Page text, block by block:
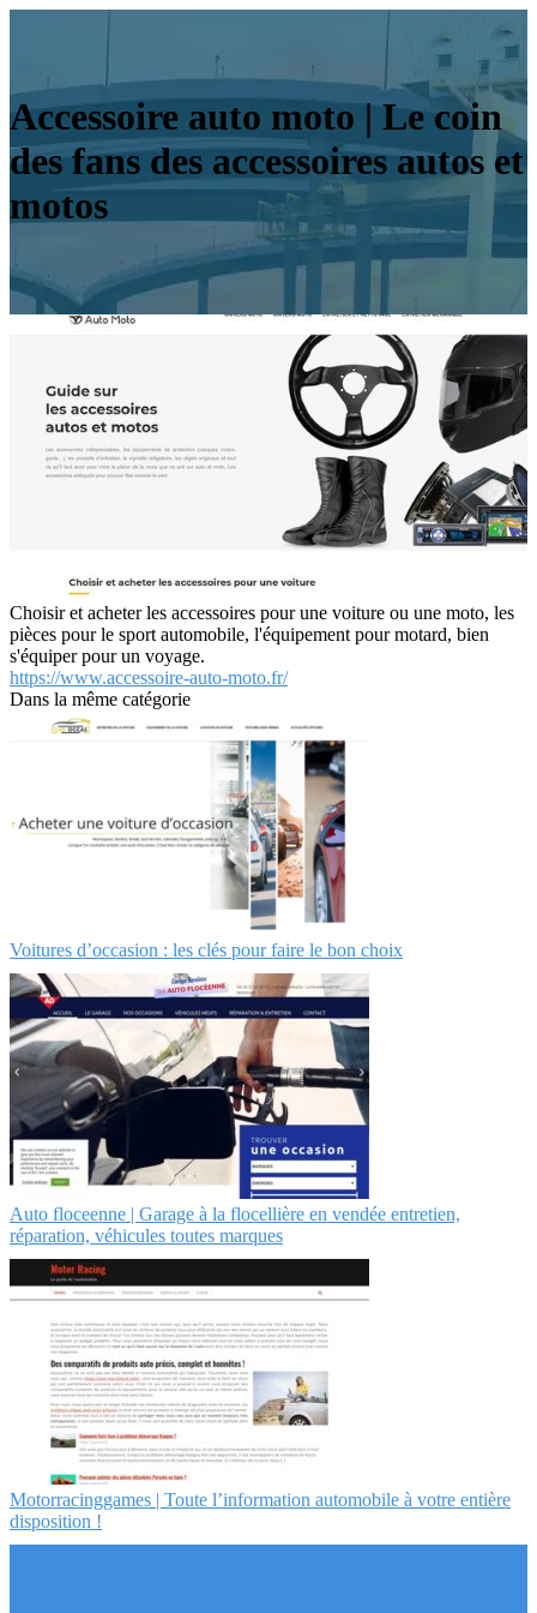
Accessoire auto moto | Le coin
des fans des accessoires autos et
motos
Choisir et acheter les accessoires pour une voiture ou une moto, les
pièces pour le sport automobile, l'équipement pour motard, bien
s'équiper pour un voyage.
https://www.accessoire-auto-moto.fr/
Dans la même catégorie
Voitures d’occasion : les clés pour faire le bon choix
Auto floceenne | Garage à la flocellière en vendée entretien,
réparation, véhicules toutes marques
Motor­racingga­mes | Toute l’information automobile à votre entière
disposition !